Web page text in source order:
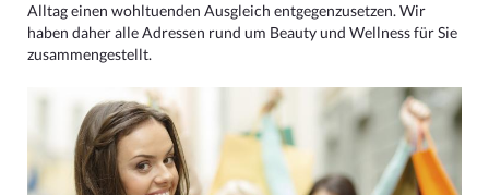
Alltag einen wohltuenden Ausgleich entgegenzusetzen. Wir
haben daher alle Adressen rund um Beauty und Wellness für Sie
zusammengestellt.